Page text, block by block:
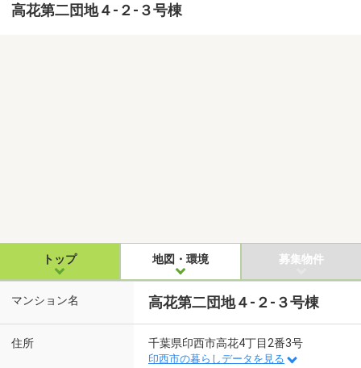
高花第二団地４-２-３号棟
トップ 地図・環境 募集物件
マンション名 高花第二団地４-２-３号棟
住所 千葉県印西市高花4丁目2番3号
印西市の暮らしデータを見る